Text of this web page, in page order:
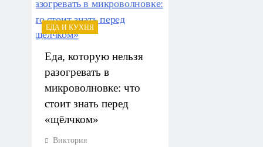
ЕДА И КУХНЯ
Еда, которую нельзя
разогревать в
микроволновке: что
стоит знать перед
«щёлчком»
Виктория